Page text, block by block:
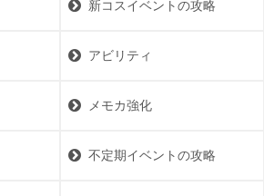
新コスイベントの攻略
アビリティ
メモカ強化
不定期イベントの攻略